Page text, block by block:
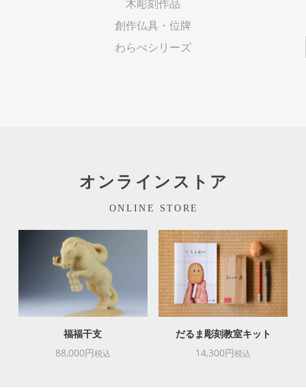
木彫刻作品
創作仏具・位牌
わらべシリーズ
オンラインストア
ONLINE STORE
福福干支
88,000円税込
だるま彫刻教室キット
14,300円税込